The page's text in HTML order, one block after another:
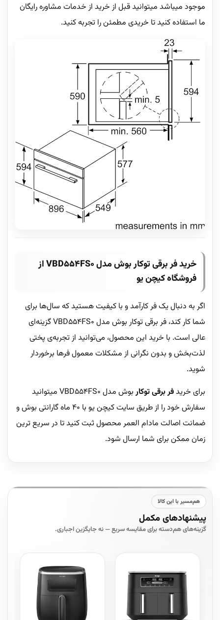
موجود میباشد میتوانید قبل از خرید از خدمات مشاوره رایگان
ما استفاده کنید تا خریدی مطمئن را تجربه کنید.
خرید فر برقی توکار بوش مدل VBD554FS0 از
فروشگاه کیچن یو
اگر به دنبال یک فر کارآمد و با کیفیت هستید که سال‌ها برای
شما کار کند، فر برقی توکار بوش مدل VBD554FS0 گزینه‌ای
عالی است. با خرید این محصول، می‌توانید از تجربه‌ی پختی
لذت‌بخش و بدون نگرانی از مشکلات معمول فرها برخوردار
شوید.
برای خریدفر برقی توکار
بوش مدل VBD554FS0 میتوانید
سفارش خود را از طریق سایت کیچن یو با 40 ماه گارانتی بوش و
ضمانت اصالت مادام العمر محصول ثبت کنید تا در سریع ترین
زمان ممکن برای شما ارسال شود.
هم‌مسیر با این کالا
پیشنهادهای مکمل
گزینه‌های هم‌دسته برای مقایسه سریع — نه جایگزین اجباری.